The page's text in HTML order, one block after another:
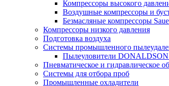
Компрессоры высокого
Воздушные компрессоры и
Безмасляные компрессоры
Компрессоры низкого давления
Подготовка воздуха
Системы промышленного
Пылеуловители
Пневматическое и гидравлическое
Системы для отбора проб
Промышленные охладители